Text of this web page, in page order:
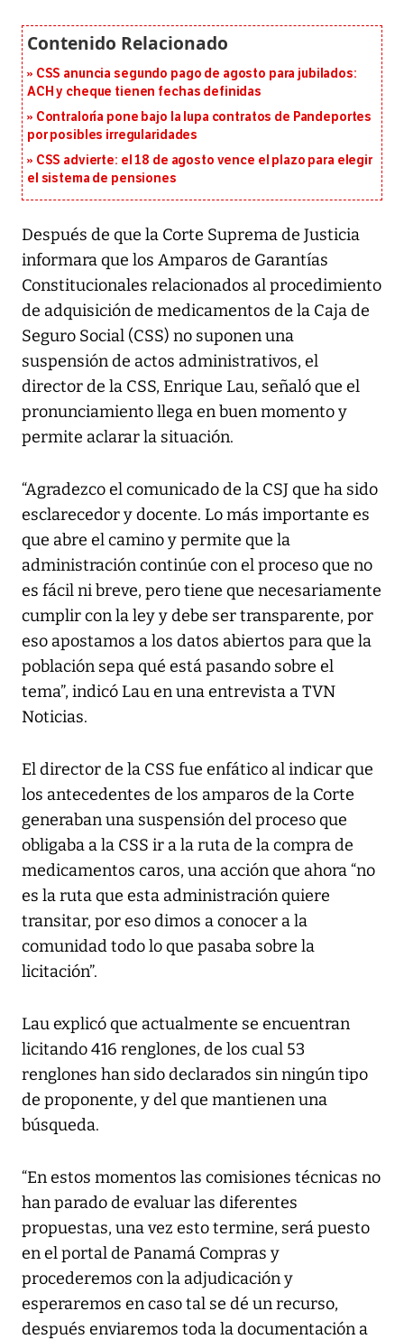
CSS anuncia segundo pago de agosto para jubilados:
ACH y cheque tienen fechas definidas
Contraloría pone bajo la lupa contratos de Pandeportes
por posibles irregularidades
CSS advierte: el 18 de agosto vence el plazo para elegir
el sistema de pensiones
Después de que la Corte Suprema de Justicia
informara que los Amparos de Garantías
Constitucionales relacionados al procedimiento
de adquisición de medicamentos de la Caja de
Seguro Social (CSS) no suponen una
suspensión de actos administrativos, el
director de la CSS, Enrique Lau, señaló que el
pronunciamiento llega en buen momento y
permite aclarar la situación.
“Agradezco el comunicado de la CSJ que ha sido
esclarecedor y docente. Lo más importante es
que abre el camino y permite que la
administración continúe con el proceso que no
es fácil ni breve, pero tiene que necesariamente
cumplir con la ley y debe ser transparente, por
eso apostamos a los datos abiertos para que la
población sepa qué está pasando sobre el
tema”, indicó Lau en una entrevista aTVN
Noticias.
El director de la CSS fue enfático al indicar que
los antecedentes de los amparos de la Corte
generaban una suspensión del proceso que
obligaba a la CSS ir a la ruta de la compra de
medicamentos caros, una acción que ahora “no
es la ruta que esta administración quiere
transitar, por eso dimos a conocer a la
comunidad todo lo que pasaba sobre la
licitación”.
Lau explicó que actualmente se encuentran
licitando 416 renglones, de los cual 53
renglones han sido declarados sin ningún tipo
de proponente, y del que mantienen una
búsqueda.
“En estos momentos las comisiones técnicas no
han parado de evaluar las diferentes
propuestas, una vez esto termine, será puesto
en el portal de Panamá Compras y
procederemos con la adjudicación y
esperaremos en caso tal se dé un recurso,
después enviaremos toda la documentación a